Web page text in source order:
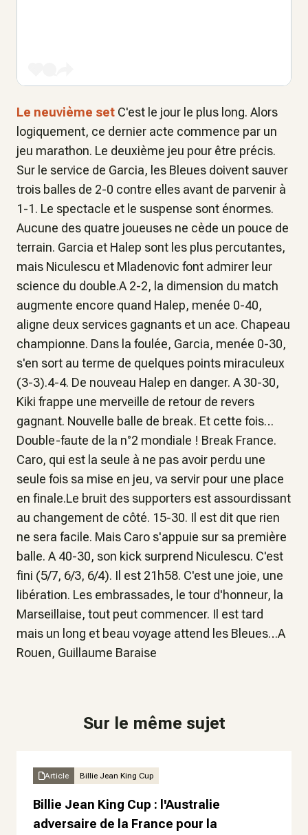
Le neuvième set C'est le jour le plus long. Alors
logiquement, ce dernier acte commence par un
jeu marathon. Le deuxième jeu pour être précis.
Sur le service de Garcia, les Bleues doivent sauver
trois balles de 2-0 contre elles avant de parvenir à
1-1. Le spectacle et le suspense sont énormes.
Aucune des quatre joueuses ne cède un pouce de
terrain. Garcia et Halep sont les plus percutantes,
mais Niculescu et Mladenovic font admirer leur
science du double.A 2-2, la dimension du match
augmente encore quand Halep, menée 0-40,
aligne deux services gagnants et un ace. Chapeau
championne. Dans la foulée, Garcia, menée 0-30,
s'en sort au terme de quelques points miraculeux
(3-3).4-4. De nouveau Halep en danger. A 30-30,
Kiki frappe une merveille de retour de revers
gagnant. Nouvelle balle de break. Et cette fois…
Double-faute de la n°2 mondiale ! Break France.
Caro, qui est la seule à ne pas avoir perdu une
seule fois sa mise en jeu, va servir pour une place
en finale.Le bruit des supporters est assourdissant
au changement de côté. 15-30. Il est dit que rien
ne sera facile. Mais Caro s'appuie sur sa première
balle. A 40-30, son kick surprend Niculescu. C'est
fini (5/7, 6/3, 6/4). Il est 21h58. C'est une joie, une
libération. Les embrassades, le tour d'honneur, la
Marseillaise, tout peut commencer. Il est tard
mais un long et beau voyage attend les Bleues…A
Rouen, Guillaume Baraise
Sur le même sujet
Article Billie Jean King Cup
Billie Jean King Cup : l'Australie
adversaire de la France pour la